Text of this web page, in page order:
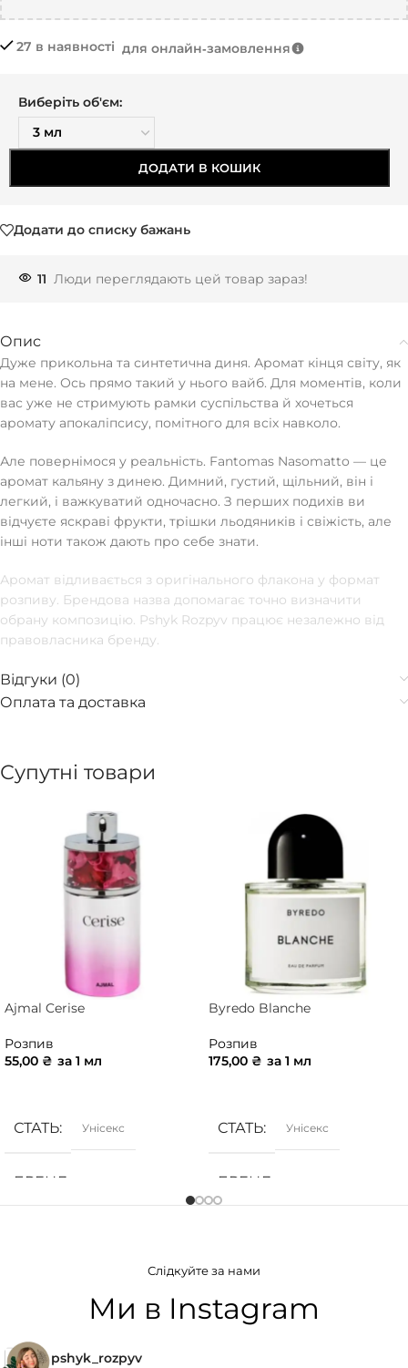
27 в наявності для онлайн‑замовлення
Виберіть об'єм:
ДОДАТИ В КОШИК
Додати до списку бажань
11 Люди переглядають цей товар зараз!
Опис
Дуже прикольна та синтетична диня. Аромат кінця світу, як
на мене. Ось прямо такий у нього вайб. Для моментів, коли
вас уже не стримують рамки суспільства й хочеться
аромату апокаліпсису, помітного для всіх навколо.
Але повернімося у реальність. Fantomas Nasomatto — це
аромат кальяну з динею. Димний, густий, щільний, він і
легкий, і важкуватий одночасно. З перших подихів ви
відчуєте яскраві фрукти, трішки льодяників і свіжість, але
інші ноти також дають про себе знати.
Аромат відливається з оригінального флакона у формат
розпиву. Брендова назва допомагає точно визначити
обрану композицію. Pshyk Rozpyv працює незалежно від
правовласника бренду.
Відгуки (0)
Оплата та доставка
Супутні товари
Ajmal Cerise
Розпив
55,00 ₴ за 1 мл
СТАТЬ Унісекс
БРЕНД
Фруктові
Byredo Blanche
Розпив
175,00 ₴ за 1 мл
СТАТЬ Унісекс
БРЕНД
Слідкуйте за нами
Ми в Instagram
pshyk_rozpyv